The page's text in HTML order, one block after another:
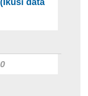
(Ikusi data